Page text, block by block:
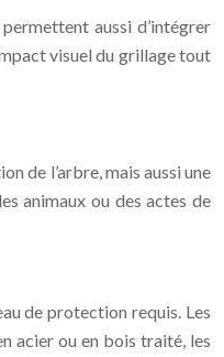
aussi d’intégrer
visuel du grillage tout
de l’arbre, mais aussi une
animaux ou des actes de
de protection requis. Les
acier ou en bois traité, les